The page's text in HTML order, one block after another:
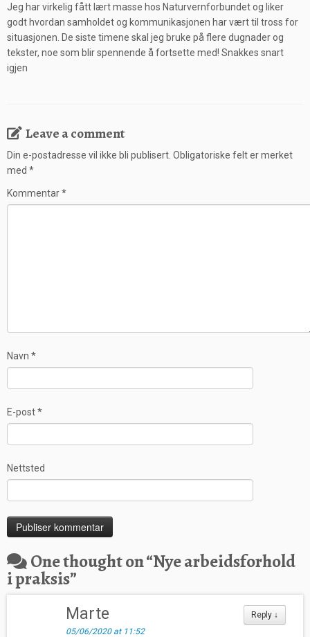
Jeg har virkelig fått lært masse hos Naturvernforbundet og liker
godt hvordan samholdet og kommunikasjonen har vært til tross for
situasjonen. De siste timene skal jeg bruke på flere dugnader og
tekster, noe som blir spennende å fortsette med! Snakkes snart
igjen
Leave a comment
Din e-postadresse vil ikke bli publisert. Obligatoriske felt er merket
med *
Kommentar*
Navn *
E-post*
Nettsted
One thought on “Nye arbeidsforhold
i praksis”
Reply ↓
Marte
05/06/2020 at 11:52